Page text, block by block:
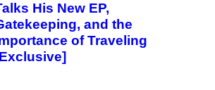
His New EP,
and the
of Traveling